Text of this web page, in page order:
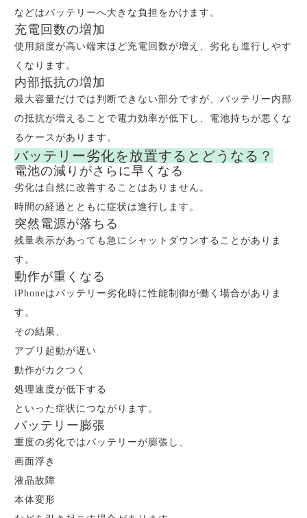
などはバッテリーへ大きな負担をかけます。
充電回数の増加
使用頻度が高い端末ほど充電回数が増え、劣化も進行しやす
くなります。
内部抵抗の増加
最大容量だけでは判断できない部分ですが、バッテリー内部
の抵抗が増えることで電力効率が低下し、電池持ちが悪くな
るケースがあります。
バッテリー劣化を放置するとどうなる？
電池の減りがさらに早くなる
劣化は自然に改善することはありません。
時間の経過とともに症状は進行します。
突然電源が落ちる
残量表示があっても急にシャットダウンすることがありま
す。
動作が重くなる
iPhoneはバッテリー劣化時に性能制御が働く場合がありま
す。
その結果、
アプリ起動が遅い
動作がカクつく
処理速度が低下する
といった症状につながります。
バッテリー膨張
重度の劣化ではバッテリーが膨張し、
画面浮き
液晶故障
本体変形